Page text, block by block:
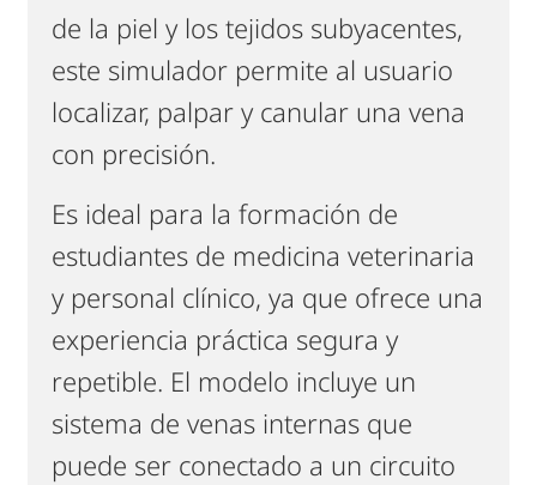
de la piel y los tejidos subyacentes,
este simulador permite al usuario
localizar, palpar y canular una vena
con precisión.
Es ideal para la formación de
estudiantes de medicina veterinaria
y personal clínico, ya que ofrece una
experiencia práctica segura y
repetible. El modelo incluye un
sistema de venas internas que
puede ser conectado a un circuito